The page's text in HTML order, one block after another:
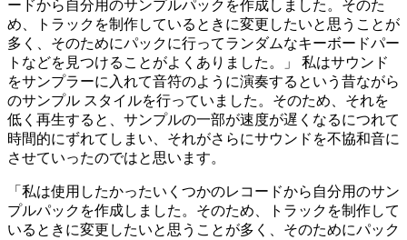
ードから自分用のサンプルパックを作成しました。そのた
め、トラックを制作しているときに変更したいと思うことが
多く、そのためにパックに行ってランダムなキーボードパー
トなどを見つけることがよくありました。」 私はサウンド
をサンプラーに入れて音符のように演奏するという昔ながら
のサンプル スタイルを行っていました。そのため、それを
低く再生すると、サンプルの一部が速度が遅くなるにつれて
時間的にずれてしまい、それがさらにサウンドを不協和音に
させていったのではと思います。
「私は使用したかったいくつかのレコードから自分用のサン
プルパックを作成しました。そのため、トラックを制作して
いるときに変更したいと思うことが多く、そのためにパック